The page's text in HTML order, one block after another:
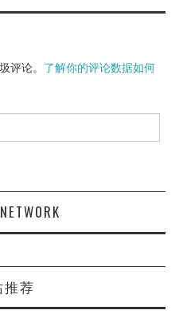
评论。 了解你的评论数据如何
推荐